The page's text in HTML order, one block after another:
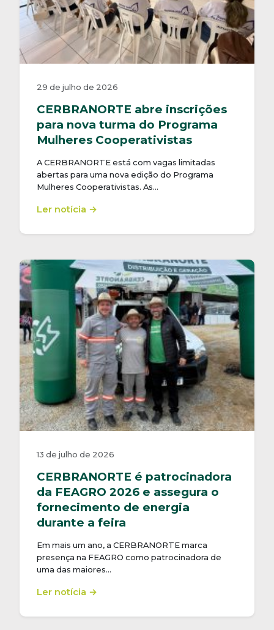
29 de julho de 2026
CERBRANORTE abre inscrições
para nova turma do Programa
Mulheres Cooperativistas
A CERBRANORTE está com vagas limitadas
abertas para uma nova edição do Programa
Mulheres Cooperativistas. As…
Ler notícia →
13 de julho de 2026
CERBRANORTE é patrocinadora
da FEAGRO 2026 e assegura o
fornecimento de energia
durante a feira
Em mais um ano, a CERBRANORTE marca
presença na FEAGRO como patrocinadora de
uma das maiores…
Ler notícia →